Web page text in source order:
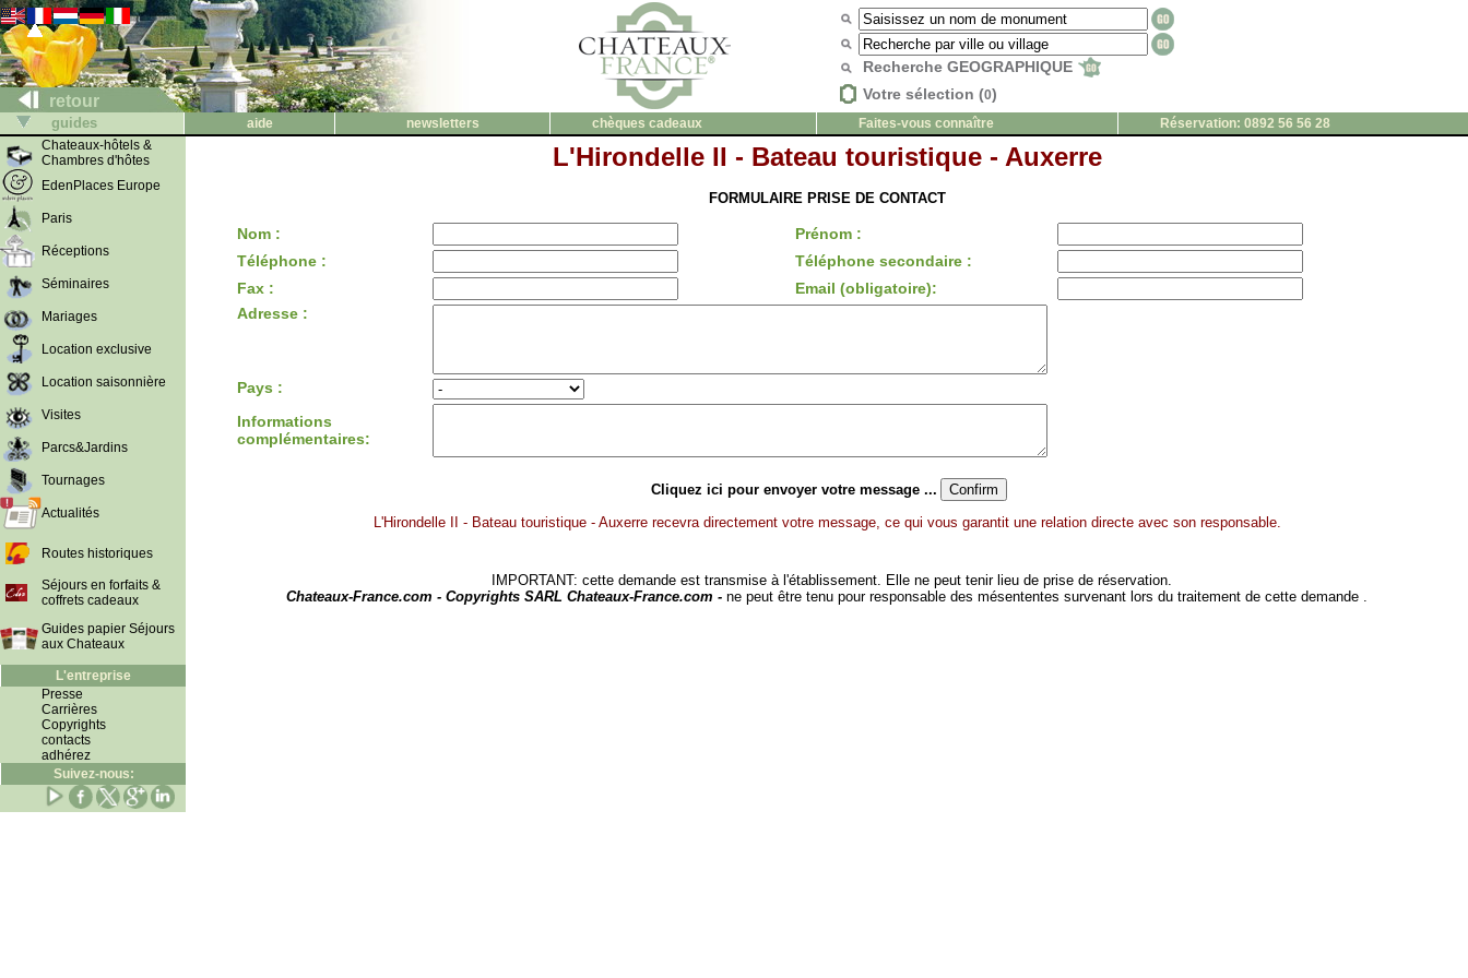
retour
Recherche GEOGRAPHIQUE
Votre sélection (0)
guides aide newsletters chèques cadeaux Faites-vous connaître
Réservation: 0892 56 56 28
Chateaux-hôtels &
Chambres d'hôtes
EdenPlaces Europe
Paris
Réceptions
Séminaires
Mariages
Location exclusive
Location saisonnière
Visites
Parcs&Jardins
Tournages
Actualités
Routes historiques
Séjours en forfaits &
coffrets cadeaux
Guides papier Séjours
aux Chateaux
L'entreprise
Presse
Carrières
Copyrights
contacts
adhérez
Suivez-nous:
L'Hirondelle II - Bateau touristique - Auxerre
FORMULAIRE PRISE DE CONTACT
Nom :
Prénom :
Téléphone :
Téléphone secondaire :
Fax :
Email (obligatoire):
Adresse :
Pays :
Informations
complémentaires:
Cliquez ici pour envoyer votre message ...
L'Hirondelle II - Bateau touristique - Auxerre recevra directement votre message, ce qui vous garantit une relation directe avec son responsable.
IMPORTANT: cette demande est transmise à l'établissement. Elle ne peut tenir lieu de prise de réservation.
Chateaux-France.com - Copyrights SARL Chateaux-France.com - ne peut être tenu pour responsable des mésententes survenant lors du traitement de cette demande .